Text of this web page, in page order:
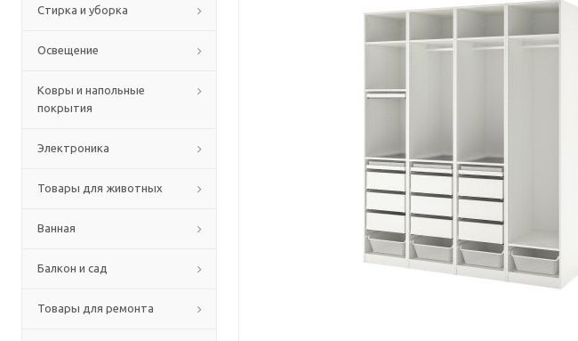
Стирка и уборка
Освещение
Ковры и напольные
покрытия
Электроника
Товары для животных
Ванная
Балкон и сад
Товары для ремонта